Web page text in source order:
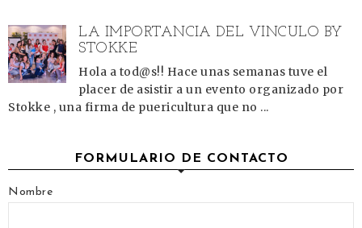
LA IMPORTANCIA DEL VÍNCULO BY
STOKKE
Hola a tod@s!! Hace unas semanas tuve el
placer de asistir a un evento organizado por
Stokke , una firma de puericultura que no ...
FORMULARIO DE CONTACTO
Nombre